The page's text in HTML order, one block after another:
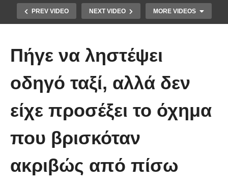
PREV VIDEO NEXT VIDEO MORE VIDEOS
Οι 5 Γιατροί Κρύφτηκαν πίσω από
όταν έπεσε απλά ΔΕΝ περιγράφεται!
Πήγε να ληστέψει
οδηγό ταξί, αλλά δεν
είχε προσέξει το όχημα
που βρισκόταν
ακριβώς από πίσω